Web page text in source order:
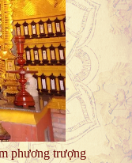
phương trượng